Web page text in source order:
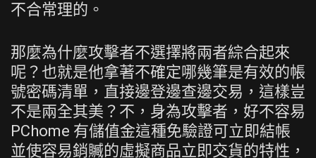
不合常理的。
那麼為什麼攻擊者不選擇將兩者綜合起來
呢？也就是他拿著不確定哪幾筆是有效的帳
號密碼清單，直接邊登邊查邊交易，這樣豈
不是兩全其美？不，身為攻擊者，好不容易
PChome 有儲值金這種免驗證可立即結帳
並使容易銷贓的虛擬商品立即交貨的特性，